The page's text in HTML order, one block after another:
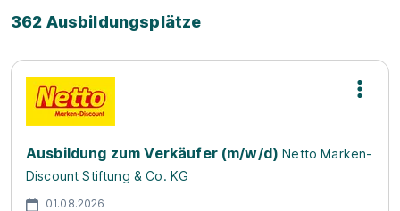
362 Ausbildungsplätze
Ausbildung zum Verkäufer (m/w/d) Netto Marken-
Discount Stiftung & Co. KG
01.08.2026